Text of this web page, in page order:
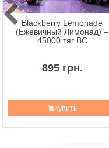
Blackberry Lemonade
(Ежевичный Лимонад) –
45000 тяг BC
895 грн.
Купить